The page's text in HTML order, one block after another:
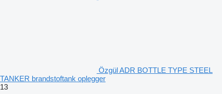
Özgül ADR BOTTLE TYPE STEEL
TANKER brandstoftank oplegger
13